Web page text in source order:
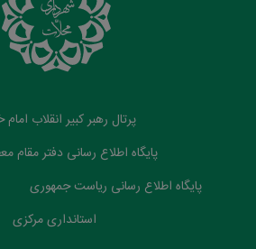
پرتال رهبر کبیر انقلاب
پایگاه اطلاع رسانی دفتر مقام
پایگاه اطلاع رسانی ریاست جمهوری
استانداری مرکزی